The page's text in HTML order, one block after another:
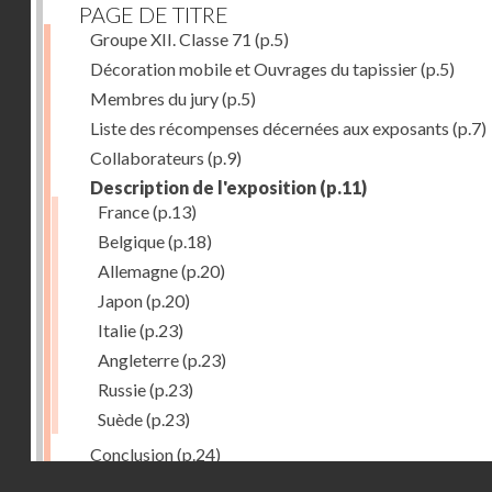
PAGE DE TITRE
Groupe XII. Classe 71 (p.5)
Décoration mobile et Ouvrages du tapissier(p.5)
Membres du jury(p.5)
Liste des récompenses décernées aux exposants (p.7)
Collaborateurs (p.9)
Description de l'exposition (p.11)
France(p.13)
Belgique(p.18)
Allemagne(p.20)
Japon(p.20)
Italie(p.23)
Angleterre(p.23)
Russie(p.23)
Suède(p.23)
Conclusion(p.24)